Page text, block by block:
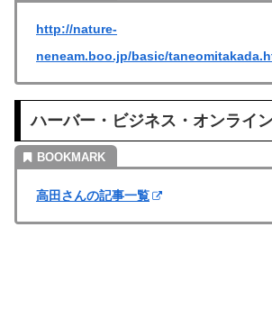
http://nature-
neneam.boo.jp/basic/
ハーバー・ビジネス・オンライ
高田さんの記事一覧